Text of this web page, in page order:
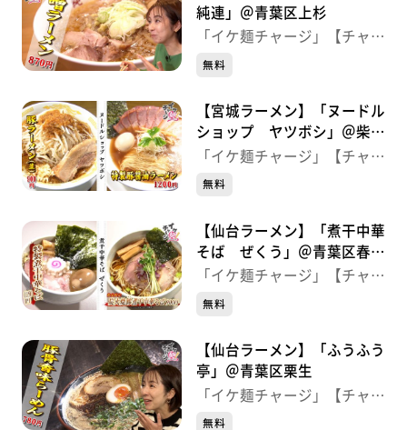
純連」＠青葉区上杉
「イケ麺チャージ」【チャー
ジ！】
無料
【宮城ラーメン】「ヌードル
ショップ ヤツボシ」＠柴田
町
「イケ麺チャージ」【チャー
ジ！】
無料
【仙台ラーメン】「煮干中華
そば ぜくう」＠青葉区春日
町
「イケ麺チャージ」【チャー
ジ！】
無料
【仙台ラーメン】「ふうふう
亭」＠青葉区栗生
「イケ麺チャージ」【チャー
ジ！】
無料